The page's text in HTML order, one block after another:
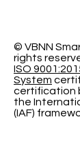
© VBNN
rights
ISO
System
certification
the
(IAF)